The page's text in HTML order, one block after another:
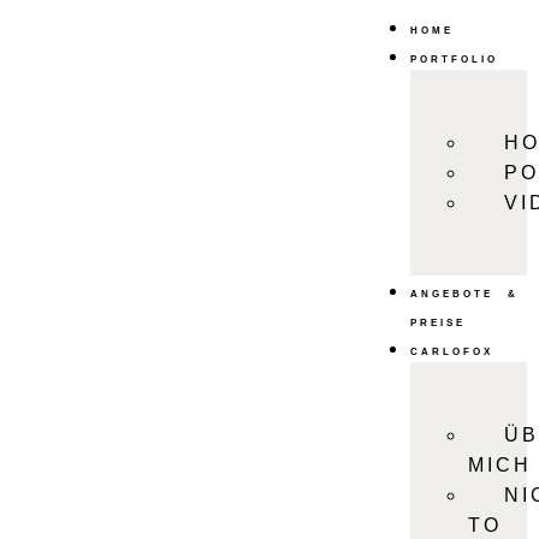
HOME
PORTFOLIO
ANGEBOTE &
PREISE
CARLOFOX
MICH
TO